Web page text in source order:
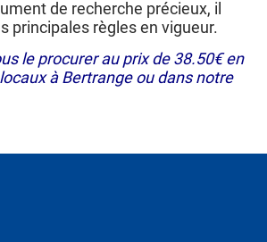
de recherche précieux, il
principales règles en vigueur.
le procurer au prix de 38.50€ en
à Bertrange ou dans notre